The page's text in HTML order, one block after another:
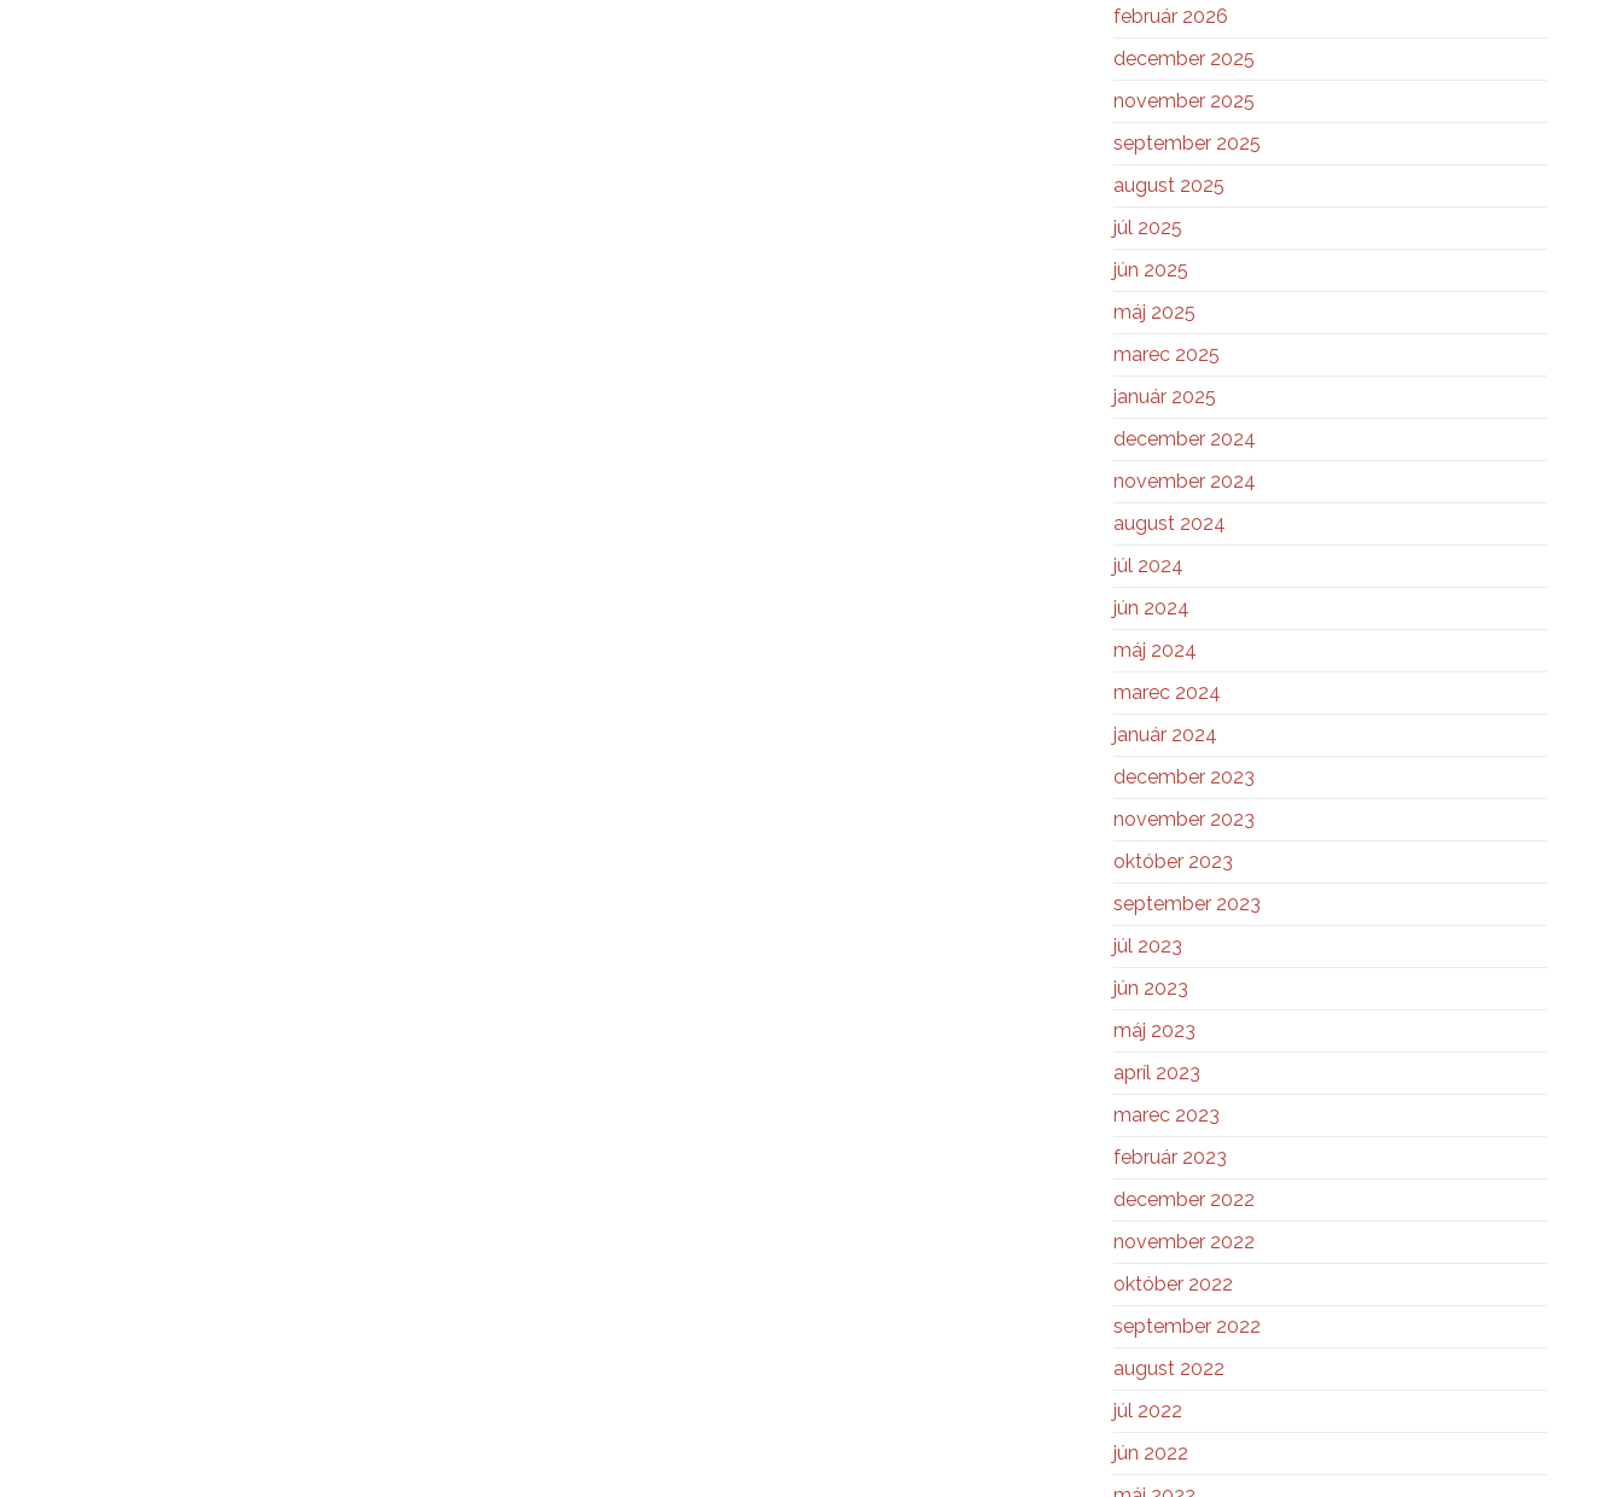
február 2026
december 2025
november 2025
september 2025
august 2025
júl 2025
jún 2025
máj 2025
marec 2025
január 2025
december 2024
november 2024
august 2024
júl 2024
jún 2024
máj 2024
marec 2024
január 2024
december 2023
november 2023
október 2023
september 2023
júl 2023
jún 2023
máj 2023
apríl 2023
marec 2023
február 2023
december 2022
november 2022
október 2022
september 2022
august 2022
júl 2022
jún 2022